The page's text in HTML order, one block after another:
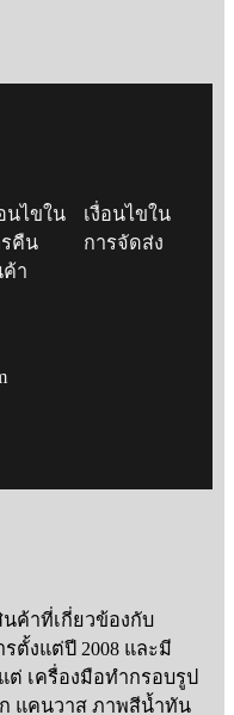
ค้าที่เกี่ยวข้องกับ
ตั้งแต่ปี 2008 และมี
เครื่องมือทำกรอบรูป
แคนวาส ภาพสีน้ำทัน
นไขใน
คืน
า
เงื่อนไขใน
การจัดส่ง